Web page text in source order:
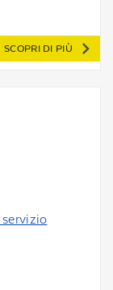
SCOPRI DI PIÙ